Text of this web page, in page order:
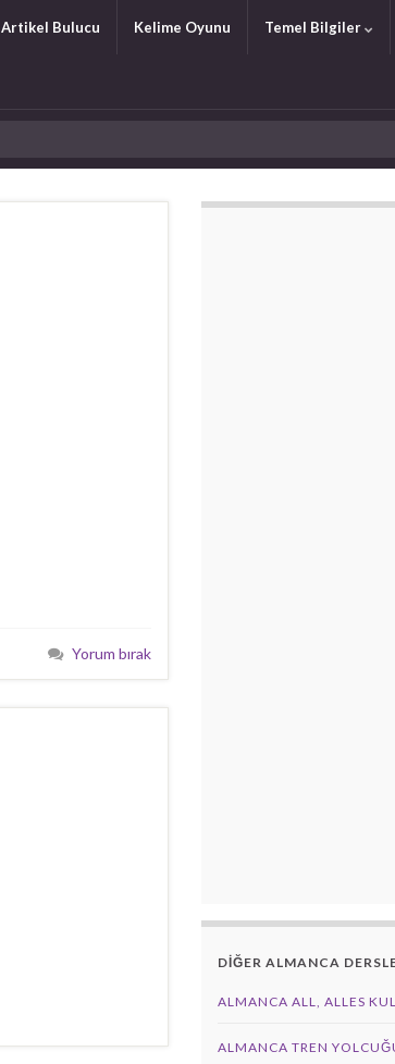
Artikel Bulucu Kelime Oyunu Temel Bilgiler
Yorum bırak
DİĞER ALMANCA
ALMANCA ALL, ALLES
ALMANCA TREN